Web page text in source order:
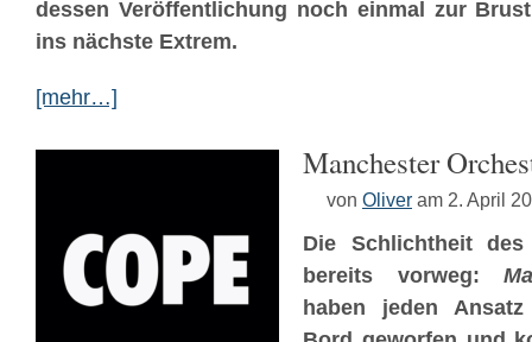
dessen Veröffentlichung noch einmal zur
ins nächste Extrem.
[mehr…]
Manchester
von Oliver am 2. April
Die Schlichtheit
bereits vorweg:
haben jeden